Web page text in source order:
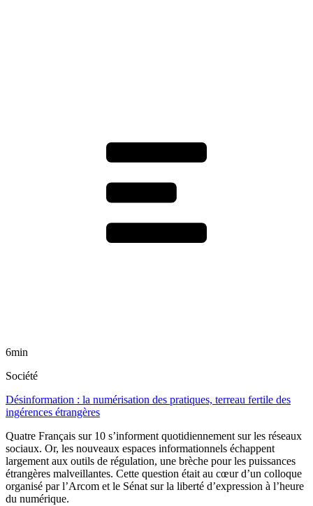
6min
Société
Désinformation : la numérisation des pratiques, terreau fertile des
ingérences étrangères
Quatre Français sur 10 s’informent quotidiennement sur les réseaux
sociaux. Or, les nouveaux espaces informationnels échappent
largement aux outils de régulation, une brèche pour les puissances
étrangères malveillantes. Cette question était au cœur d’un colloque
organisé par l’Arcom et le Sénat sur la liberté d’expression à l’heure
du numérique.